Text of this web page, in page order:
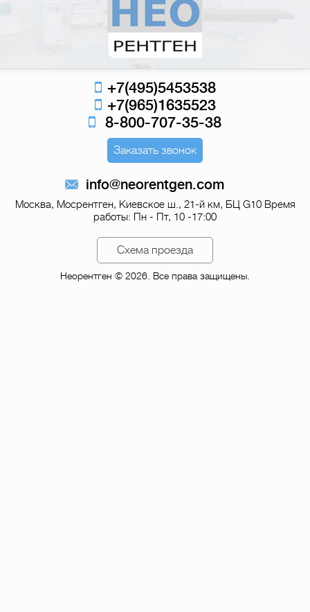
+7(495)5453538
+7(965)1635523
8-800-707-35-38
Заказать звонок
info@neorentgen.com
Москва, Мосрентген, Киевское ш., 21-й км, БЦ G10Время
работы: Пн - Пт, 10 -17:00
Схема проезда
Неорентген © 2026. Все права защищены.